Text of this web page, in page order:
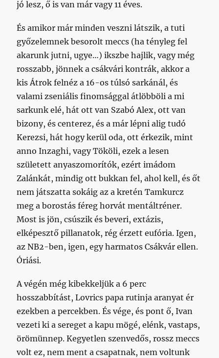
jó lesz, ő is van már vagy 11 éves.
És amikor már minden veszni látszik, a tuti
győzelemnek besorolt meccs (ha tényleg fel
akarunk jutni, ugye…) ikszbe hajlik, vagy még
rosszabb, jönnek a csákvári kontrák, akkor a
kis Átrok felnéz a 16-os túlsó sarkánál, és
valami zseniális finomsággal átlöbböli a mi
sarkunk elé, hát ott van Szabó Alex, ott van
bizony, és centerez, és a már lépni alig tudó
Kerezsi, hát hogy kerül oda, ott érkezik, mint
anno Inzaghi, vagy Tököli, ezek a lesen
született anyaszomorítók, ezért imádom
Zalánkát, mindig ott bukkan fel, ahol kell, és őt
nem játszatta sokáig az a kretén Tamkurcz
meg a borostás féreg horvát mentáltréner.
Most is jön, csúszik és beveri, extázis,
elképesztő pillanatok, rég érzett eufória. Igen,
az NB2-ben, igen, egy harmatos Csákvár ellen.
Óriási.
A végén még kibekkeljük a 6 perc
hosszabbítást, Lovrics papa rutinja aranyat ér
ezekben a percekben. És vége, és pont ő, Ivan
vezeti ki a sereget a kapu mögé, elénk, vastaps,
örömünnep. Kegyetlen szenvedős, rossz meccs
volt ez, nem ment a csapatnak, nem voltunk